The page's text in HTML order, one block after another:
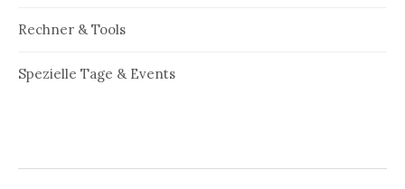
Rechner & Tools
Spezielle Tage & Events